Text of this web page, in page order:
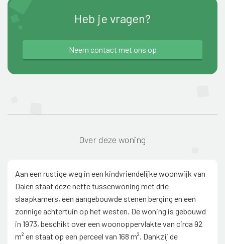
Heb je vragen?
Neem contact met ons op
Over deze woning
Aan een rustige weg in een kindvriendelijke woonwijk van
Dalen staat deze nette tussenwoning met drie
slaapkamers, een aangebouwde stenen berging en een
zonnige achtertuin op het westen. De woning is gebouwd
in 1973, beschikt over een woonoppervlakte van circa 92
m² en staat op een perceel van 168 m². Dankzij de